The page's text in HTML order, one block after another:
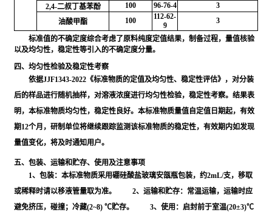
2,4-二叔丁基苯酚
100 96-76-4
3
油酸甲酯
100
112-62-
9
3
标准值的不确定度综合考虑了原料纯度定值结果，制备过程，量值核验
以及均匀性，稳定性等引入的不确定度分量。
四、均匀性检验及稳定性考察
依据JJF1343-2022《标准物质的定值及均匀性、稳定性评估》，对分装
后的样品进行随机抽样，对溶液浓度进行均匀性检验，稳定性考察。结果表
明，本标准物质均匀性，稳定性良好。本标准物质量值自定值日期起，有效
期12个月，研制单位将继续跟踪监测该标准物质的稳定性，有效期内如发现
量值变化，将及时通知用户。
五、包装、运输和贮存、使用及注意事项
1、包装：本标准物质采用硼硅酸盐玻璃安瓿瓶包装，约2mL/支，移取
或稀释时请以移液管量取为准。 2、运输和贮存：常温运输，运输时应
避免挤压，碰撞；冷藏(2~8) ℃贮存。 3、使用：启封前于室温(20±3)℃